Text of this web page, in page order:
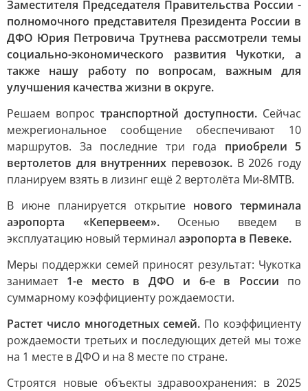
Заместителя Председателя Правительства России -
полномочного представителя Президента России в
ДФО Юрия Петровича Трутнева рассмотрели темы
социально-экономического развития Чукотки, а
также нашу работу по вопросам, важным для
улучшения качества жизни в округе.
Решаем вопрос транспортной доступности. Сейчас
межрегиональное сообщение обеспечивают 10
маршрутов. За последние три года приобрели 5
вертолетов для внутренних перевозок. В 2026 году
планируем взять в лизинг ещё 2 вертолёта Ми-8МТВ.
В июне планируется открытие нового терминала
аэропорта «Кепервеем».Осенью введем в
эксплуатацию новый терминал аэропорта в Певеке.
Меры поддержки семей приносят результат: Чукотка
занимает 1-е место в ДФО и 6-е в России по
суммарному коэффициенту рождаемости.
Растет число многодетных семей. По коэффициенту
рождаемости третьих и последующих детей мы тоже
на 1 месте в ДФО и на 8 месте по стране.
Строятся новые объекты здравоохранения: в 2025